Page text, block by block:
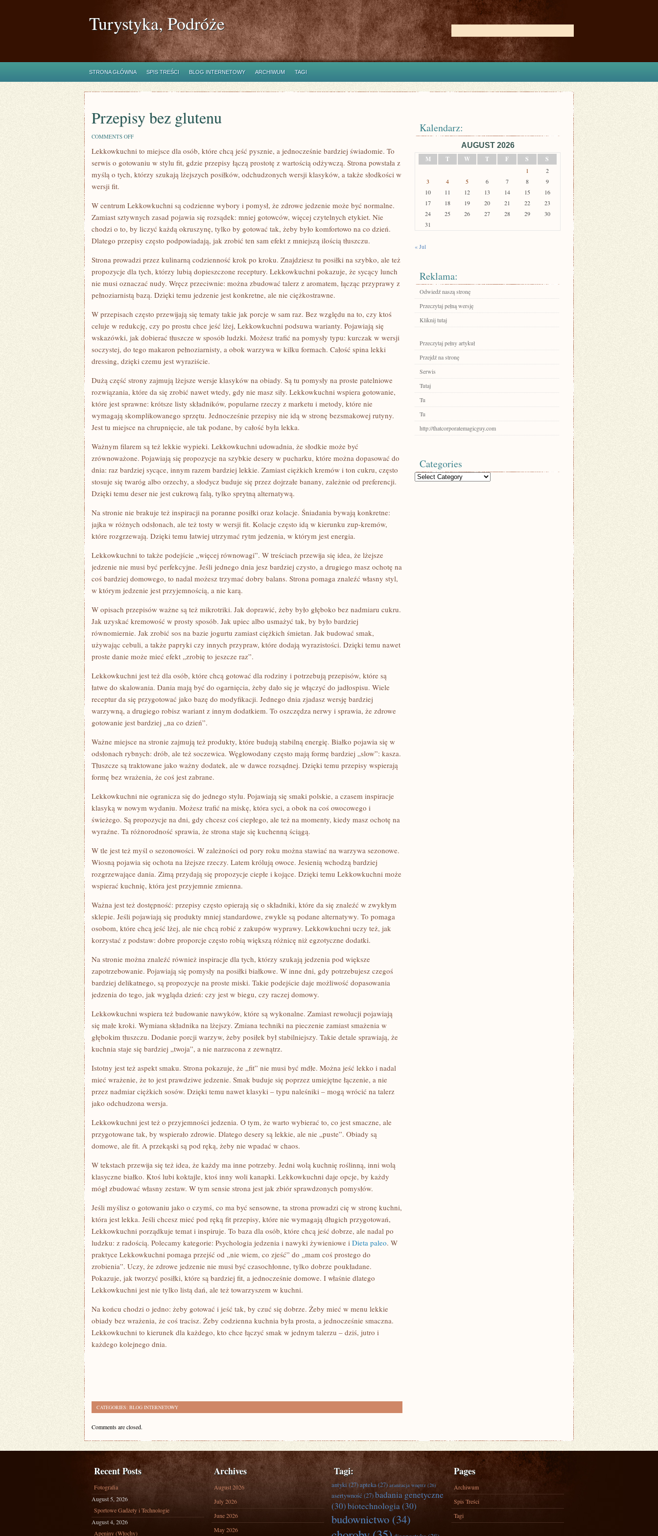
Turystyka, Podróże
STRONA GŁÓWNA SPIS TREŚCI BLOG INTERNETOWY ARCHIWUM TAGI
Przepisy bez glutenu
COMMENTS OFFON
BEZ
GLUTENU
Lekkowkuchni to miejsce dla osób, które chcą jeść pysznie, a jednocześnie bardziej świadomie. To
serwis o gotowaniu w stylu fit, gdzie przepisy łączą prostotę z wartością odżywczą. Strona powstała z
myślą o tych, którzy szukają lżejszych posiłków, odchudzonych wersji klasyków, a także słodkości w
wersji fit.
W centrum Lekkowkuchni są codzienne wybory i pomysł, że zdrowe jedzenie może być normalne.
Zamiast sztywnych zasad pojawia się rozsądek: mniej gotowców, więcej czytelnych etykiet. Nie
chodzi o to, by liczyć każdą okruszynę, tylko by gotować tak, żeby było komfortowo na co dzień.
Dlatego przepisy często podpowiadają, jak zrobić ten sam efekt z mniejszą ilością tłuszczu.
Strona prowadzi przez kulinarną codzienność krok po kroku. Znajdziesz tu posiłki na szybko, ale też
propozycje dla tych, którzy lubią dopieszczone receptury. Lekkowkuchni pokazuje, że sycący lunch
nie musi oznaczać nudy. Wręcz przeciwnie: można zbudować talerz z aromatem, łącząc przyprawy z
pełnoziarnistą bazą. Dzięki temu jedzenie jest konkretne, ale nie ciężkostrawne.
W przepisach często przewijają się tematy takie jak porcje w sam raz. Bez względu na to, czy ktoś
celuje w redukcję, czy po prostu chce jeść lżej, Lekkowkuchni podsuwa warianty. Pojawiają się
wskazówki, jak dobierać tłuszcze w sposób ludzki. Możesz trafić na pomysły typu: kurczak w wersji
soczystej, do tego makaron pełnoziarnisty, a obok warzywa w kilku formach. Całość spina lekki
dressing, dzięki czemu jest wyraziście.
Dużą część strony zajmują lżejsze wersje klasyków na obiady. Są tu pomysły na proste patelniowe
rozwiązania, które da się zrobić nawet wtedy, gdy nie masz siły. Lekkowkuchni wspiera gotowanie,
które jest sprawne: krótsze listy składników, popularne rzeczy z marketu i metody, które nie
wymagają skomplikowanego sprzętu. Jednocześnie przepisy nie idą w stronę bezsmakowej rutyny.
Jest tu miejsce na chrupnięcie, ale tak podane, by całość była lekka.
Ważnym filarem są też lekkie wypieki. Lekkowkuchni udowadnia, że słodkie może być
zrównoważone. Pojawiają się propozycje na szybkie desery w pucharku, które można dopasować do
dnia: raz bardziej sycące, innym razem bardziej lekkie. Zamiast ciężkich kremów i ton cukru, często
stosuje się twaróg albo orzechy, a słodycz buduje się przez dojrzałe banany, zależnie od preferencji.
Dzięki temu deser nie jest cukrową falą, tylko sprytną alternatywą.
Na stronie nie brakuje też inspiracji na poranne posiłki oraz kolacje. Śniadania bywają konkretne:
jajka w różnych odsłonach, ale też tosty w wersji fit. Kolacje często idą w kierunku zup-kremów,
które rozgrzewają. Dzięki temu łatwiej utrzymać rytm jedzenia, w którym jest energia.
Lekkowkuchni to także podejście „więcej równowagi”. W treściach przewija się idea, że lżejsze
jedzenie nie musi być perfekcyjne. Jeśli jednego dnia jesz bardziej czysto, a drugiego masz ochotę na
coś bardziej domowego, to nadal możesz trzymać dobry balans. Strona pomaga znaleźć własny styl,
w którym jedzenie jest przyjemnością, a nie karą.
W opisach przepisów ważne są też mikrotriki. Jak doprawić, żeby było głęboko bez nadmiaru cukru.
Jak uzyskać kremowość w prosty sposób. Jak upiec albo usmażyć tak, by było bardziej
równomiernie. Jak zrobić sos na bazie jogurtu zamiast ciężkich śmietan. Jak budować smak,
używając cebuli, a także papryki czy innych przypraw, które dodają wyrazistości. Dzięki temu nawet
proste danie może mieć efekt „zrobię to jeszcze raz”.
Lekkowkuchni jest też dla osób, które chcą gotować dla rodziny i potrzebują przepisów, które są
łatwe do skalowania. Dania mają być do ogarnięcia, żeby dało się je włączyć do jadłospisu. Wiele
receptur da się przygotować jako bazę do modyfikacji. Jednego dnia zjadasz wersję bardziej
warzywną, a drugiego robisz wariant z innym dodatkiem. To oszczędza nerwy i sprawia, że zdrowe
gotowanie jest bardziej „na co dzień”.
Ważne miejsce na stronie zajmują też produkty, które budują stabilną energię. Białko pojawia się w
odsłonach rybnych: drób, ale też soczewica. Węglowodany często mają formę bardziej „slow”: kasza.
Tłuszcze są traktowane jako ważny dodatek, ale w dawce rozsądnej. Dzięki temu przepisy wspierają
formę bez wrażenia, że coś jest zabrane.
Lekkowkuchni nie ogranicza się do jednego stylu. Pojawiają się smaki polskie, a czasem inspiracje
klasyką w nowym wydaniu. Możesz trafić na miskę, która syci, a obok na coś owocowego i
świeżego. Są propozycje na dni, gdy chcesz coś ciepłego, ale też na momenty, kiedy masz ochotę na
wyraźne. Ta różnorodność sprawia, że strona staje się kuchenną ściągą.
W tle jest też myśl o sezonowości. W zależności od pory roku można stawiać na warzywa sezonowe.
Wiosną pojawia się ochota na lżejsze rzeczy. Latem królują owoce. Jesienią wchodzą bardziej
rozgrzewające dania. Zimą przydają się propozycje ciepłe i kojące. Dzięki temu Lekkowkuchni może
wspierać kuchnię, która jest przyjemnie zmienna.
Ważna jest też dostępność: przepisy często opierają się o składniki, które da się znaleźć w zwykłym
sklepie. Jeśli pojawiają się produkty mniej standardowe, zwykle są podane alternatywy. To pomaga
osobom, które chcą jeść lżej, ale nie chcą robić z zakupów wyprawy. Lekkowkuchni uczy też, jak
korzystać z podstaw: dobre proporcje często robią większą różnicę niż egzotyczne dodatki.
Na stronie można znaleźć również inspiracje dla tych, którzy szukają jedzenia pod większe
zapotrzebowanie. Pojawiają się pomysły na posiłki białkowe. W inne dni, gdy potrzebujesz czegoś
bardziej delikatnego, są propozycje na proste miski. Takie podejście daje możliwość dopasowania
jedzenia do tego, jak wygląda dzień: czy jest w biegu, czy raczej domowy.
Lekkowkuchni wspiera też budowanie nawyków, które są wykonalne. Zamiast rewolucji pojawiają
się małe kroki. Wymiana składnika na lżejszy. Zmiana techniki na pieczenie zamiast smażenia w
głębokim tłuszczu. Dodanie porcji warzyw, żeby posiłek był stabilniejszy. Takie detale sprawiają, że
kuchnia staje się bardziej „twoja”, a nie narzucona z zewnątrz.
Istotny jest też aspekt smaku. Strona pokazuje, że „fit” nie musi być mdłe. Można jeść lekko i nadal
mieć wrażenie, że to jest prawdziwe jedzenie. Smak buduje się poprzez umiejętne łączenie, a nie
przez nadmiar ciężkich sosów. Dzięki temu nawet klasyki – typu naleśniki – mogą wrócić na talerz
jako odchudzona wersja.
Lekkowkuchni jest też o przyjemności jedzenia. O tym, że warto wybierać to, co jest smaczne, ale
przygotowane tak, by wspierało zdrowie. Dlatego desery są lekkie, ale nie „puste”. Obiady są
domowe, ale fit. A przekąski są pod ręką, żeby nie wpadać w chaos.
W tekstach przewija się też idea, że każdy ma inne potrzeby. Jedni wolą kuchnię roślinną, inni wolą
klasyczne białko. Ktoś lubi koktajle, ktoś inny woli kanapki. Lekkowkuchni daje opcje, by każdy
mógł zbudować własny zestaw. W tym sensie strona jest jak zbiór sprawdzonych pomysłów.
Jeśli myślisz o gotowaniu jako o czymś, co ma być sensowne, ta strona prowadzi cię w stronę kuchni,
która jest lekka. Jeśli chcesz mieć pod ręką fit przepisy, które nie wymagają długich przygotowań,
Lekkowkuchni porządkuje temat i inspiruje. To baza dla osób, które chcą jeść dobrze, ale nadal po
ludzku: z radością. Polecamy kategorie: Psychologia jedzenia i nawyki żywieniowe i Dieta paleo. W
praktyce Lekkowkuchni pomaga przejść od „nie wiem, co zjeść” do „mam coś prostego do
zrobienia”. Uczy, że zdrowe jedzenie nie musi być czasochłonne, tylko dobrze poukładane.
Pokazuje, jak tworzyć posiłki, które są bardziej fit, a jednocześnie domowe. I właśnie dlatego
Lekkowkuchni jest nie tylko listą dań, ale też towarzyszem w kuchni.
Na końcu chodzi o jedno: żeby gotować i jeść tak, by czuć się dobrze. Żeby mieć w menu lekkie
obiady bez wrażenia, że coś tracisz. Żeby codzienna kuchnia była prosta, a jednocześnie smaczna.
Lekkowkuchni to kierunek dla każdego, kto chce łączyć smak w jednym talerzu – dziś, jutro i
każdego kolejnego dnia.
CATEGORIES: BLOG INTERNETOWY
Comments are closed.
Kalendarz:
AUGUST 2026
M
T W T F S S
1
2
3
4 5 6 7 8
9
10
11 12 13 14 15
16
17
18 19 20 21 22
23
24
25 26 27 28 29
30
31
« Jul
Reklama:
Odwiedź naszą stronę
Przeczytaj pełną wersję
Kliknij tutaj
Przeczytaj pełny artykuł
Przejdź na stronę
Serwis
Tutaj
Tu
Tu
http://thatcorporatemagicguy.com
Categories
Categories
Recent Posts
Fotografia
August 5, 2026
Sportowe Gadżety i Technologie
August 4, 2026
Apeniny (Włochy)
Archives
August 2026
July 2026
June 2026
May 2026
Tagi:
antyki(27)apteka(27) aranżacja wnętrz (26)
asertywność (27)badania genetyczne
(30)biotechnologia(30)
budownictwo (34)
Pages
Archiwum
Spis Treści
Tagi